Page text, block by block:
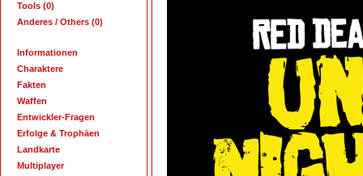
Tools (0)
Anderes / Others (0)
Informationen
Charaktere
Fakten
Waffen
Entwickler-Fragen
Erfolge & Trophäen
Landkarte
Multiplayer